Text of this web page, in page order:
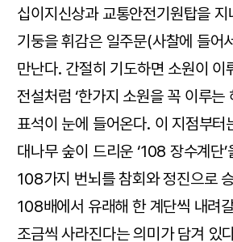
십이지신상과 교통안전기원탑을 지
기둥을 휘감은 일주문(사찰에 들어
만난다. 간절히 기도하면 소원이 이
전설처럼 ‘한가지 소원을 꼭 이루는
표석이 눈에 들어온다. 이 지점부터
대나무 숲이 드리운 ‘108 장수계단
108가지 번뇌를 참회와 정진으로
108배에서 유래해 한 계단씩 내려
조금씩 사라진다는 의미가 담겨 있